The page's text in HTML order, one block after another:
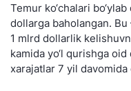
Temur ko‘chalari
dollarga baholangan.
1 mlrd dollarlik
kamida yo‘l qurishga
xarajatlar 7 yil